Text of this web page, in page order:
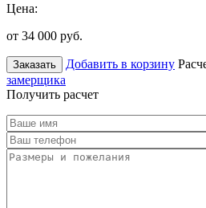
Цена:
от 34 000 руб.
Заказать Добавить в корзину
замерщика
Получить расчет